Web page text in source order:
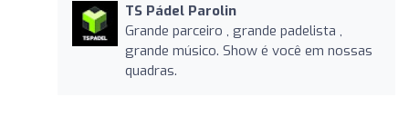
TS Pádel Parolin
Grande parceiro , grande padelista ,
grande músico. Show é você em nossas
quadras.